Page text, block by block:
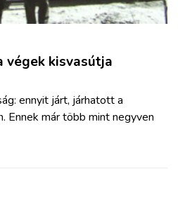
végek kisvasútja
ennyit járt, járhatott a
Ennek már több mint negyven